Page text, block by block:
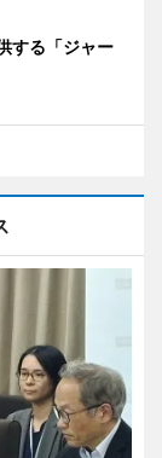
する「ジャー